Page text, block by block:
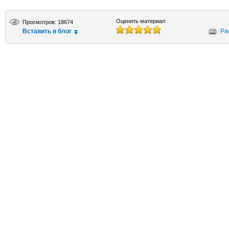
Просмотров: 18674
Вставить в блог
Оценить материал